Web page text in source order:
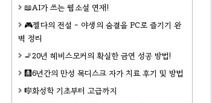
📖AI가 쓰는 웹소설 연재!
🎮젤다의 전설 - 야생의 숨결을 PC로 즐기기 완
벽 정리
🚬20년 헤비스모커의 확실한 금연 성공 방법!
🩻6년간의 만성 목디스크 자가 치료 후기 및 방법
🎼화성학 기초부터 고급까지